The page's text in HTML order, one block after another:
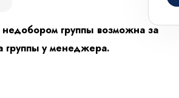
группы возможна за
группы у менеджера.